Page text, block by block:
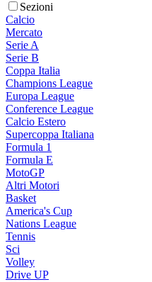
Sezioni
Calcio
Mercato
Serie A
Serie B
Coppa Italia
Champions League
Europa League
Conference League
Calcio Estero
Supercoppa Italiana
Formula 1
Formula E
MotoGP
Altri Motori
Basket
America's Cup
Nations League
Tennis
Sci
Volley
Drive UP